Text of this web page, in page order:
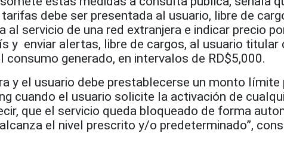
debe ser presentada al usuario, libre de
al servicio de una red extranjera e indicar precio
y enviar alertas, libre de cargos, al usuario titular
consumo generado, en intervalos de RD$5,000.
y el usuario debe prestablecerse un monto límite
cuando el usuario solicite la activación de
que el servicio queda bloqueado de forma
el nivel prescrito y/o predeterminado”,